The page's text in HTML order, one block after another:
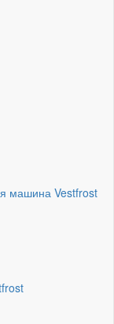
машина Vestfrost